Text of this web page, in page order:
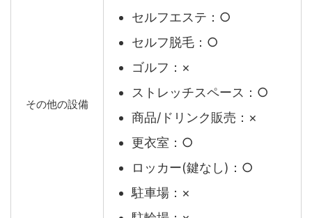
その他の設備
セルフエステ：○
セルフ脱毛：○
ゴルフ：×
ストレッチスペース：○
商品/ドリンク販売：×
更衣室：○
ロッカー(鍵なし)：○
駐車場：×